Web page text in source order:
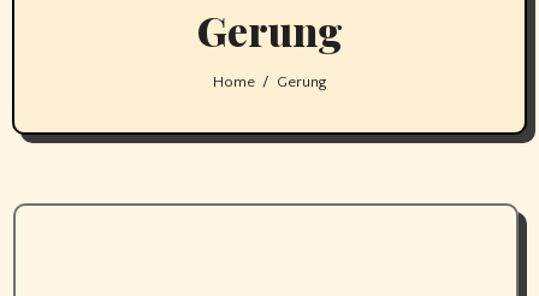
Gerung
Home Gerung